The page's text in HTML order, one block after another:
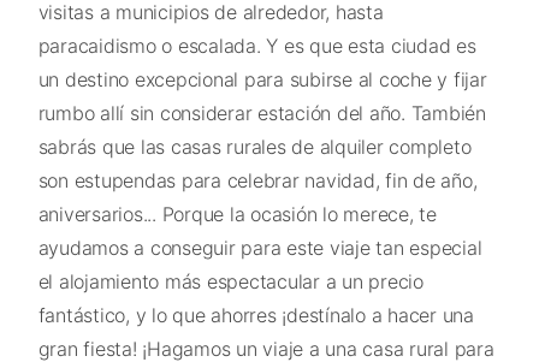
visitas a municipios de alrededor, hasta
paracaidismo o escalada. Y es que esta ciudad es
un destino excepcional para subirse al coche y fijar
rumbo allí sin considerar estación del año. También
sabrás que las casas rurales de alquiler completo
son estupendas para celebrar navidad, fin de año,
aniversarios... Porque la ocasión lo merece, te
ayudamos a conseguir para este viaje tan especial
el alojamiento más espectacular a un precio
fantástico, y lo que ahorres ¡destínalo a hacer una
gran fiesta! ¡Hagamos un viaje a una casa rural para